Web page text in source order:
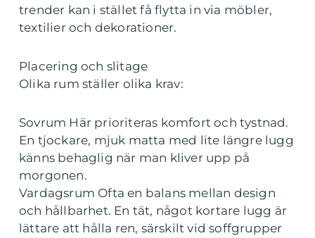
trender kan i stället få flytta in via möbler,
textilier och dekorationer.
Placering och slitage
Olika rum ställer olika krav:
Sovrum Här prioriteras komfort och tystnad.
En tjockare, mjuk matta med lite längre lugg
känns behaglig när man kliver upp på
morgonen.
Vardagsrum Ofta en balans mellan design
och hållbarhet. En tät, något kortare lugg är
lättare att hålla ren, särskilt vid soffgrupper